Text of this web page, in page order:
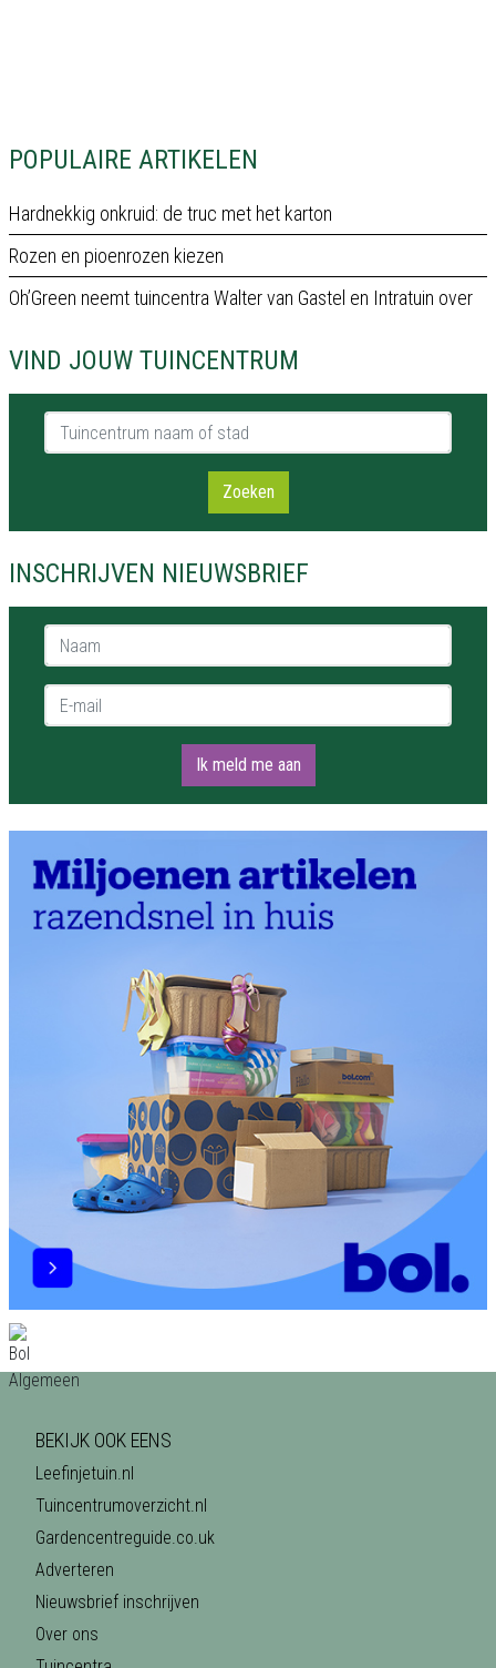
POPULAIRE ARTIKELEN
Hardnekkig onkruid: de truc met het karton
Rozen en pioenrozen kiezen
Oh’Green neemt tuincentra Walter van Gastel en Intratuin over
VIND JOUW TUINCENTRUM
Tuincentrum naam of stad
Zoeken
INSCHRIJVEN NIEUWSBRIEF
Naam *
E-mail *
Ik meld me aan
BEKIJK OOK EENS
Leefinjetuin.nl
Tuincentrumoverzicht.nl
Gardencentreguide.co.uk
Adverteren
Nieuwsbrief inschrijven
Over ons